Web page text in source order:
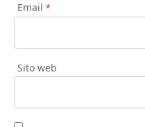
Email *
Sito web